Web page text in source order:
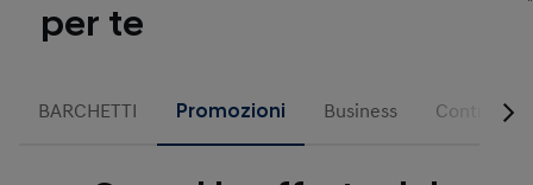
per te
BARCHETTI Promozioni Business Contributi